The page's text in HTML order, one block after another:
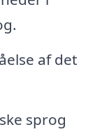
af det
sprog